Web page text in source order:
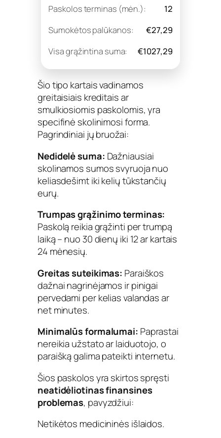
Paskolos terminas (mėn.):
12
Sumokėtos palūkanos:
€27,29
Visa grąžintina suma:
€1027,29
Šio tipo kartais vadinamos
greitaisiais kreditais ar
smulkiosiomis paskolomis, yra
specifinė skolinimosi forma.
Pagrindiniai jų bruožai:
Nedidelė suma: Dažniausiai
skolinamos sumos svyruoja nuo
keliasdešimt iki kelių tūkstančių
eurų.
Trumpas grąžinimo terminas:
Paskolą reikia grąžinti per trumpą
laiką – nuo 30 dienų iki 12 ar kartais
24 mėnesių.
Greitas suteikimas: Paraiškos
dažnai nagrinėjamos ir pinigai
pervedami per kelias valandas ar
net minutes.
Minimalūs formalumai: Paprastai
nereikia užstato ar laiduotojo, o
paraišką galima pateikti internetu.
Šios paskolos yra skirtos spręsti
neatidėliotinas finansines
problemas, pavyzdžiui:
Netikėtos medicininės išlaidos.